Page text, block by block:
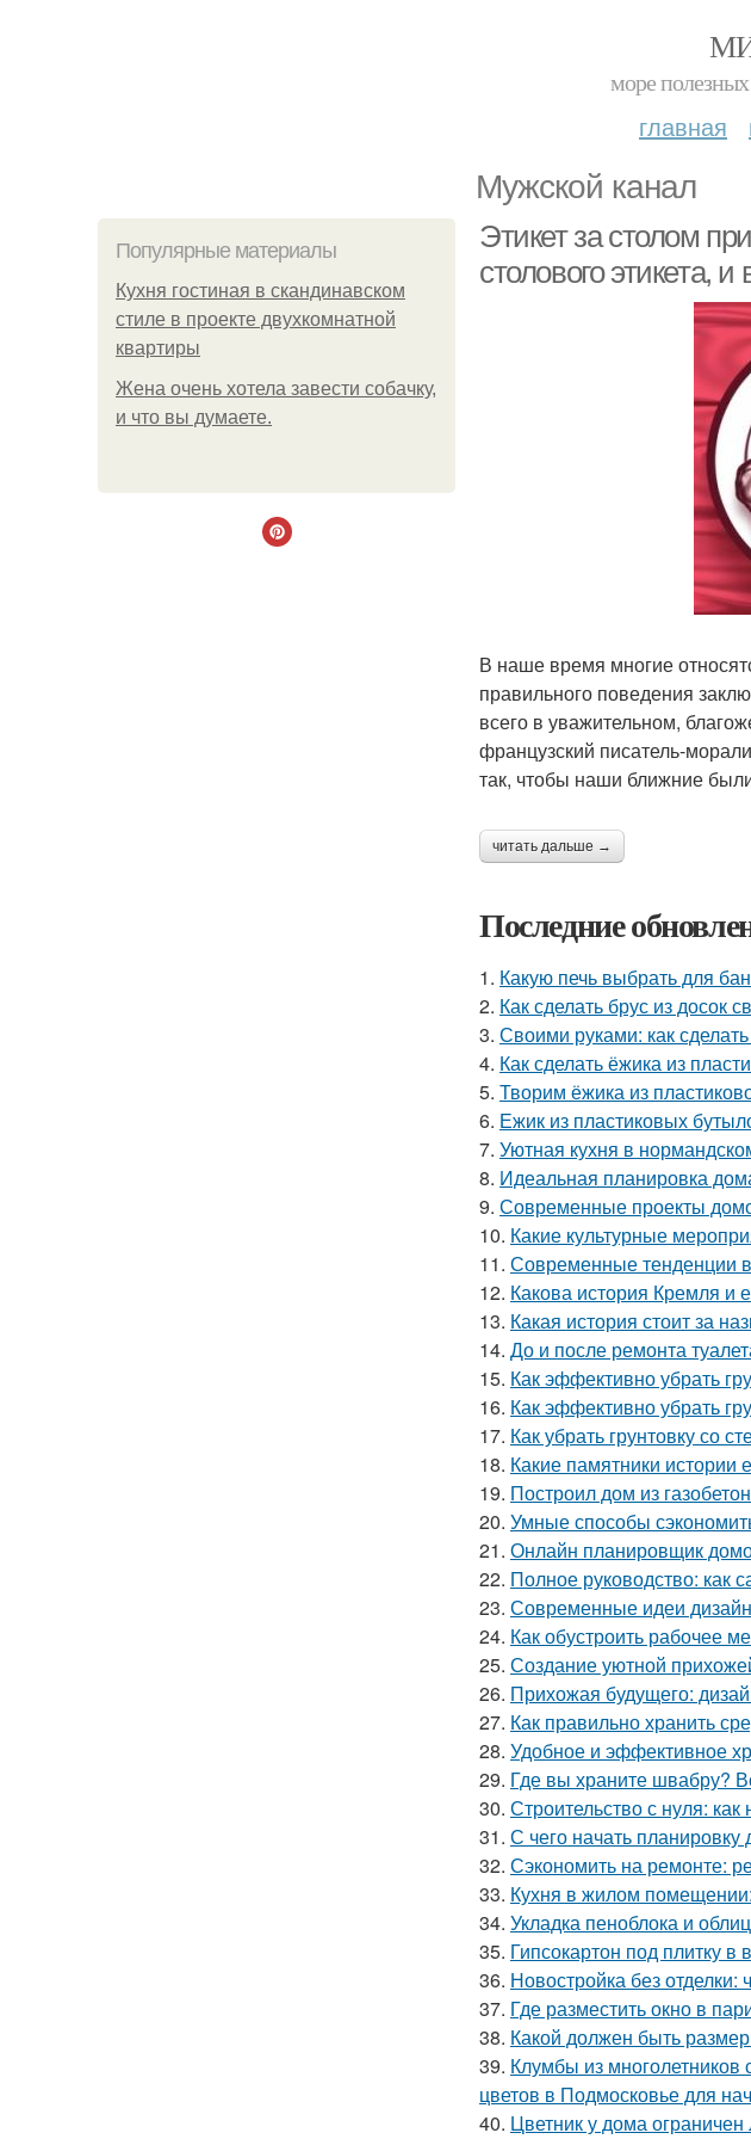
море
главная
Мужской канал
Популярные материалы
Кухня гостиная в скандинавском
стиле в проекте двухкомнатной
квартиры
Жена очень хотела завести собачку,
и что вы думаете.
Этикет за столом
столового этикета,
В наше время многие
правильного поведения
всего в уважительном,
французский писатель-
так, чтобы наши ближние
читать дальше →
Последние
1. Какую печь выбрать для
2. Как сделать брус из досок
3. Своими руками: как
4. Как сделать ёжика из
5. Творим ёжика из
6. Ежик из пластиковых
7. Уютная кухня в
8. Идеальная планировка
9. Современные проекты
10. Какие культурные
11. Современные тенденции
12. Какова история Кремля и
13. Какая история стоит за
14. До и после ремонта
15. Как эффективно убрать
16. Как эффективно убрать
17. Как убрать грунтовку со
18. Какие памятники истории
19. Построил дом из
20. Умные способы
21. Онлайн планировщик
22. Полное руководство: как
23. Современные идеи
24. Как обустроить рабочее
25. Создание уютной
26. Прихожая будущего:
27. Как правильно хранить
28. Удобное и эффективное
29. Где вы храните швабру?
30. Строительство с нуля:
31. С чего начать планировку
32. Сэкономить на ремонте:
33. Кухня в жилом
34. Укладка пеноблока и
35. Гипсокартон под плитку
36. Новостройка без отделки:
37. Где разместить окно в
38. Какой должен быть
39. Клумбы из
цветов в Подмосковье для
40. Цветник у дома